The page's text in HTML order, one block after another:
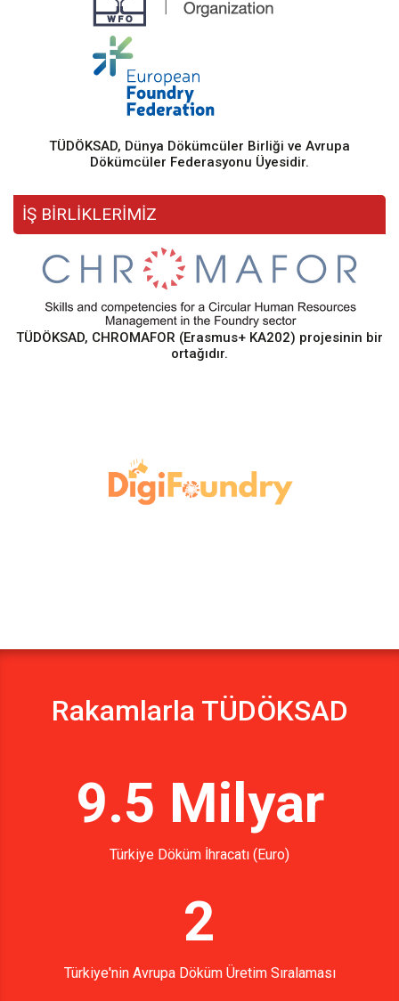
TÜDÖKSAD, Dünya Dökümcüler Birliği ve Avrupa
Dökümcüler Federasyonu Üyesidir.
İŞ BİRLİKLERİMİZ
TÜDÖKSAD, CHROMAFOR (Erasmus+ KA202) projesinin bir
ortağıdır.
Rakamlarla TÜDÖKSAD
9.5 Milyar
Türkiye Döküm İhracatı (Euro)
2
Türkiye'nin Avrupa Döküm Üretim Sıralaması